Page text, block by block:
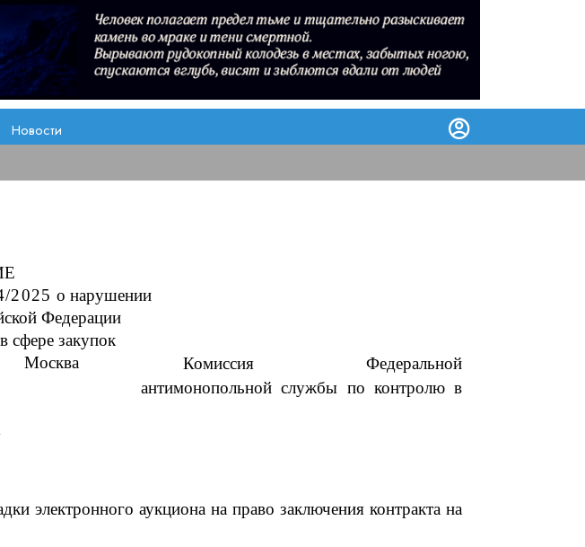
Новости
/2025 о нарушении
Федерации
сфере закупок
Москва
Комиссия Федеральной
антимонопольной службы по контролю в
электронного аукциона на право заключенияконтрактана